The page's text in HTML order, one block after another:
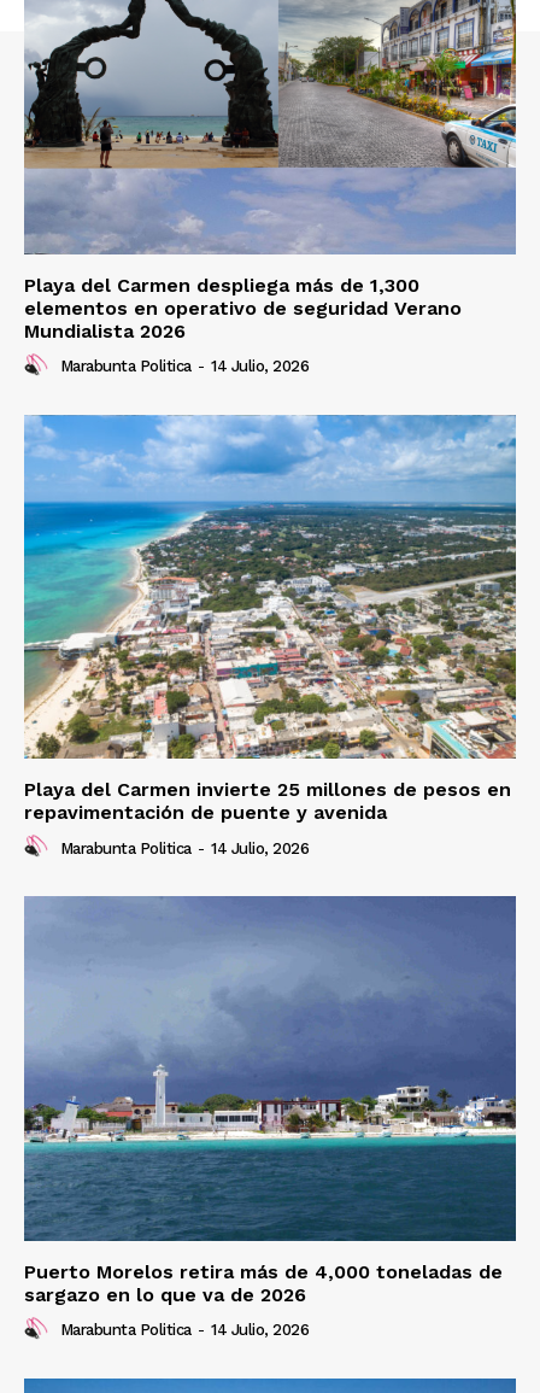
Playa del Carmen despliega más de 1,300
elementos en operativo de seguridad Verano
Mundialista 2026
Marabunta Politica - 14 Julio, 2026
Playa del Carmen invierte 25 millones de pesos en
repavimentación de puente y avenida
Marabunta Politica - 14 Julio, 2026
Puerto Morelos retira más de 4,000 toneladas de
sargazo en lo que va de 2026
Marabunta Politica - 14 Julio, 2026